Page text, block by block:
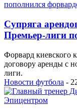
Супряга
Премьер-лиги
Форвард киевского
договору аренды с
лиги.
Новости футбола -